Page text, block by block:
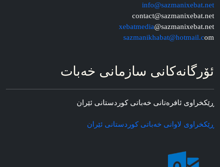
info@sazmanixebat.net
contact@sazmanixebat.net
xebatmedia@sazmanixebat.net
sazmanikhabat@hotmail.com
ئۆرگانه‌کانی سازمانی خه‌بات
ڕێکخراوی ئافره‌تانی خه‌باتی کوردستانی ئێران
ڕێکخراوی لاوانی خه‌باتی کوردستانی ئێران